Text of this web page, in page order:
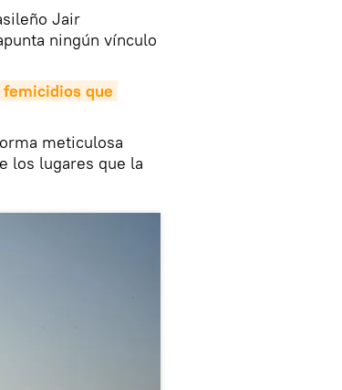
Jair
ningún vínculo
que
meticulosa
los lugares que la